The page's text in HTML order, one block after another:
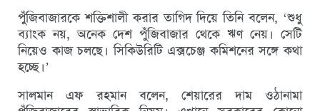
পুঁজিবাজারকে শক্তিশালী করার তাগিদ দিয়ে তিনি বলেন, ‘শুধু
ব্যাংক নয়, অনেক দেশ পুঁজিবাজার থেকে ঋণ নেয়। সেটি
নিয়েও কাজ চলছে। সিকিউরিটি এক্সচেঞ্জ কমিশনের সঙ্গে কথা
হচ্ছে।’
সালমান এফ রহমান বলেন, শেয়ারের দাম ওঠানামা